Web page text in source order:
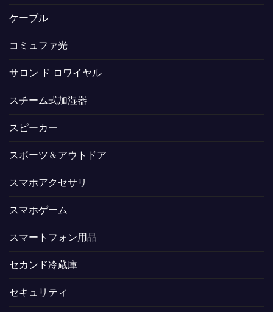
ケーブル
コミュファ光
サロン ド ロワイヤル
スチーム式加湿器
スピーカー
スポーツ＆アウトドア
スマホアクセサリ
スマホゲーム
スマートフォン用品
セカンド冷蔵庫
セキュリティ